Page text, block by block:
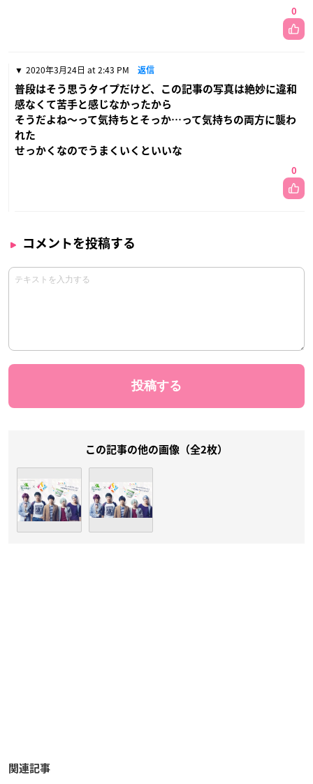
0
2020年3月24日 at 2:43 PM 返信
普段はそう思うタイプだけど、この記事の写真は絶妙に違和
感なくて苦手と感じなかったから
そうだよね〜って気持ちとそっか…って気持ちの両方に襲わ
れた
せっかくなのでうまくいくといいな
0
コメントを投稿する
この記事の他の画像（全2枚）
関連記事